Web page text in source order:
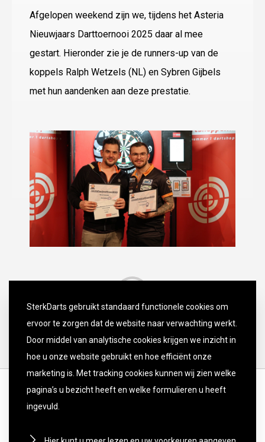
Afgelopen weekend zijn we, tijdens het Asteria
Nieuwjaars Darttoernooi 2025 daar al mee
gestart. Hieronder zie je de runners-up van de
koppels Ralph Wetzels (NL) en Sybren Gijbels
met hun aandenken aan deze prestatie.
SterkDarts gebruikt standaard functionele cookies om
ervoor te zorgen dat de website naar verwachting werkt.
Door middel van analytische cookies krijgen we inzicht in
hoe u onze website gebruikt en hoe efficiënt onze
marketing is. Met tracking cookies kunnen wij zien welke
pagina’s u bezicht heeft en welke formulieren u heeft
ingevuld.